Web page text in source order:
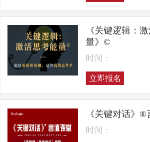
《关键逻辑：
量》©
时间：
立即报名
《关键对话》®
时间：